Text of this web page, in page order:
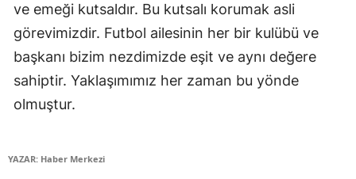
ve emeği kutsaldır. Bu kutsalı korumak asli
görevimizdir. Futbol ailesinin her bir kulübü ve
başkanı bizim nezdimizde eşit ve aynı değere
sahiptir. Yaklaşımımız her zaman bu yönde
olmuştur.
YAZAR: Haber Merkezi